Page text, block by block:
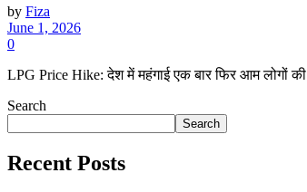
by Fiza
June 1, 2026
0
LPG Price Hike: देश में महंगाई एक बार फिर आम लोगों की
Search
Search
Recent Posts